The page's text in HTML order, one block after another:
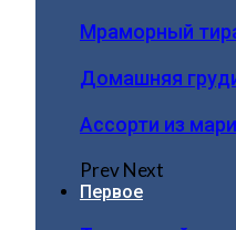
Мраморный
Домашняя
Ассорти из
PrevNext
Первое